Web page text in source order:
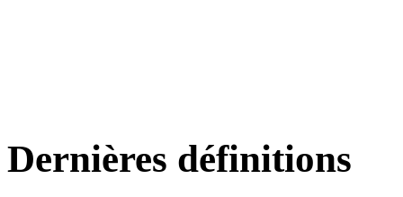
Dernières définitions